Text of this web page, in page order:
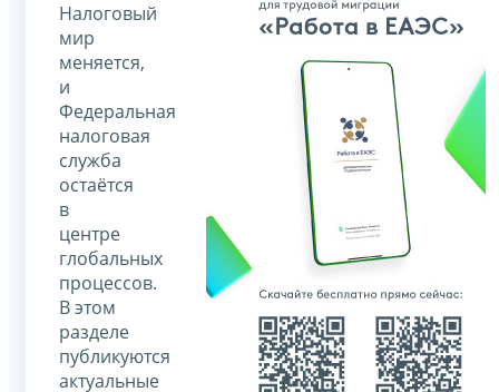
Налоговый
мир
меняется,
и
Федеральная
налоговая
служба
остаётся
в
центре
глобальных
процессов.
В этом
разделе
публикуются
актуальные